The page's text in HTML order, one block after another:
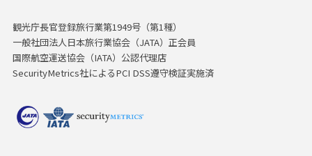
観光庁長官登録旅行業第1949号（第1種）
一般社団法人日本旅行業協会（JATA）正会員
国際航空運送協会（IATA）公認代理店
SecurityMetrics社によるPCI DSS遵守検証実施済